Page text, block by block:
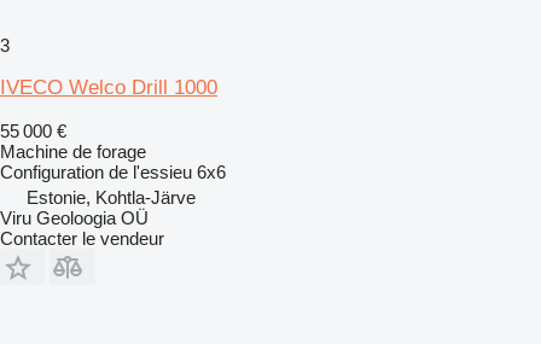
3
IVECO Welco Drill 1000
55 000 €
Machine de forage
Configuration de l'essieu 6x6
Estonie, Kohtla-Järve
Viru Geoloogia OÜ
Contacter le vendeur